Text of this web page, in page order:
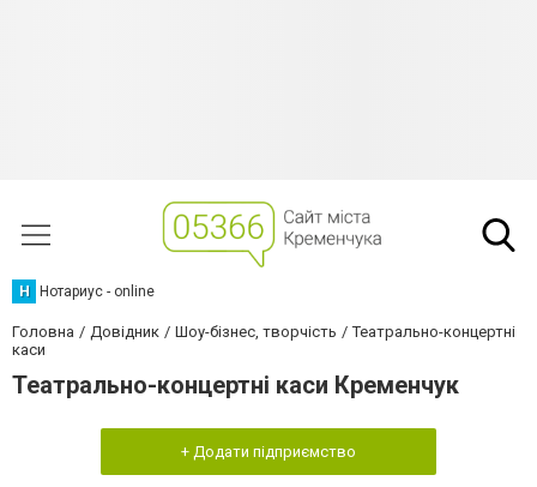
Н Нотариус - online
Головна Довідник Шоу-бізнес, творчість
Театрально-концертні
каси
Театрально-концертні каси Кременчук
+ Додати підприємство